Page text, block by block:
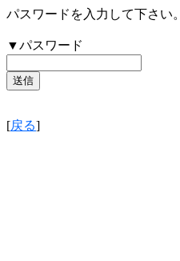
パスワードを入力して下さい。
▼パスワード
[戻る]